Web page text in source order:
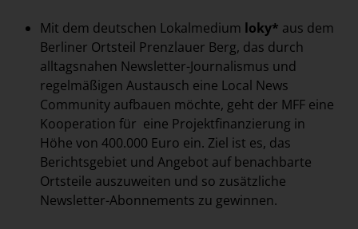
Mit dem deutschen Lokalmedium loky* aus dem
Berliner Ortsteil Prenzlauer Berg, das durch
alltagsnahen Newsletter-Journalismus und
regelmäßigen Austausch eine Local News
Community aufbauen möchte, geht der MFF eine
Kooperation für eine Projektfinanzierung in
Höhe von 400.000 Euro ein. Ziel ist es, das
Berichtsgebiet und Angebot auf benachbarte
Ortsteile auszuweiten und so zusätzliche
Newsletter-Abonnements zu gewinnen.